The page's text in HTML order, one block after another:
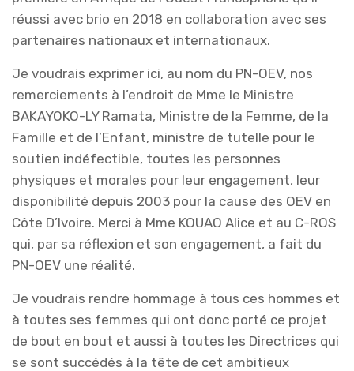
réussi avec brio en 2018 en collaboration avec ses
partenaires nationaux et internationaux.
Je voudrais exprimer ici, au nom du PN-OEV, nos
remerciements à l’endroit de Mme le Ministre
BAKAYOKO-LY Ramata, Ministre de la Femme, de la
Famille et de l’Enfant, ministre de tutelle pour le
soutien indéfectible, toutes les personnes
physiques et morales pour leur engagement, leur
disponibilité depuis 2003 pour la cause des OEV en
Côte D’Ivoire. Merci à Mme KOUAO Alice et au C-ROS
qui, par sa réflexion et son engagement, a fait du
PN-OEV une réalité.
Je voudrais rendre hommage à tous ces hommes et
à toutes ses femmes qui ont donc porté ce projet
de bout en bout et aussi à toutes les Directrices qui
se sont succédés à la tête de cet ambitieux